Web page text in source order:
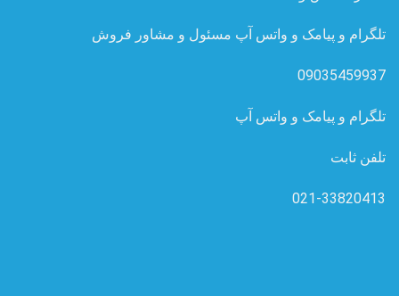
تلگرام و پیامک و واتس آپ مسئول و مشاور فروش
09035459937
تلگرام و پیامک و واتس آپ
تلفن ثابت
021-33820413